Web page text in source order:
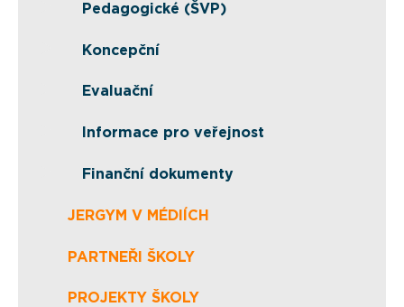
Pedagogické (ŠVP)
Koncepční
Evaluační
Informace pro veřejnost
Finanční dokumenty
JERGYM V MÉDIÍCH
PARTNEŘI ŠKOLY
PROJEKTY ŠKOLY